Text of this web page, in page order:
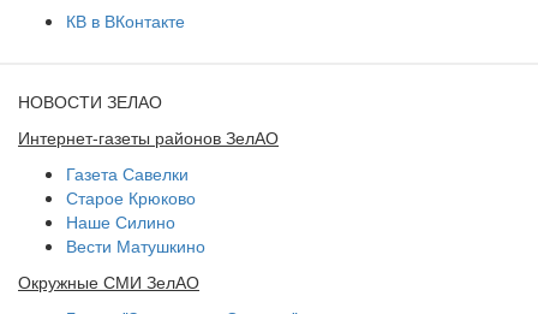
КВ в ВКонтакте
НОВОСТИ ЗЕЛАО
Интернет-газеты районов ЗелАО
Газета Савелки
Старое Крюково
Наше Силино
Вести Матушкино
Окружные СМИ ЗелАО